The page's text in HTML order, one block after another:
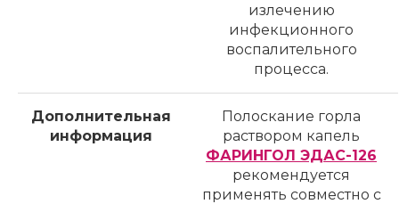
излечению
инфекционного
воспалительного
процесса.
Дополнительная
информация
Полоскание горла
раствором капель
ФАРИНГОЛ ЭДАС-126
рекомендуется
применять совместно с